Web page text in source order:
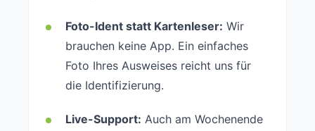
Foto-Ident statt Kartenleser: Wir
brauchen keine App. Ein einfaches
Foto Ihres Ausweises reicht uns für
die Identifizierung.
Live-Support: Auch am Wochenende